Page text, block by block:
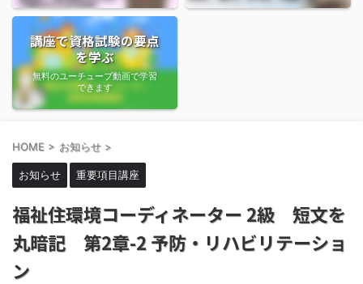
講座で資格試験の要点
を学ぶ
無料のユーチューブ動画で学習
できます
HOME > お知らせ >
お知らせ 重要項目講座
福祉住環境コーディネーター 2級 短文を
丸暗記 第2章-2 予防・リハビリテーショ
ン